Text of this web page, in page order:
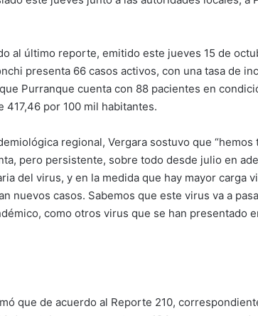
al último reporte, emitido este jueves 15 de
presenta 66 casos activos, con una tasa de
Purranque cuenta con 88 pacientes en
417,46 por 100 mil habitantes.
regional, Vergara sostuvo que
pero persistente, sobre todo desde julio en
del virus, y en la medida que hay mayor carga
nuevos casos. Sabemos que este virus va a
como otros virus que se han presentado
que de acuerdo al Reporte 210,